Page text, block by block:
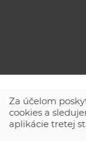
Za účelom
cookies a
aplikácie tretej